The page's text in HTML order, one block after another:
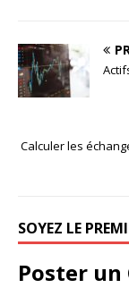
Calculer les
SOYEZ LE
Poster